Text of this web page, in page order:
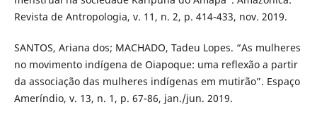
Revista de Antropologia, v. 11, n. 2, p. 414-433, nov. 2019.
SANTOS, Ariana dos; MACHADO, Tadeu Lopes. “As mulheres
no movimento indígena de Oiapoque: uma reflexão a partir
da associação das mulheres indígenas em mutirão”. Espaço
Ameríndio, v. 13, n. 1, p. 67-86, jan./jun. 2019.